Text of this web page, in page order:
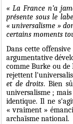
« La France n’a
présente sous le
« universalisme »
certains moments
Dans cette
argumentative
comme Burke ou
rejettent
et de droits. Bien
universalisme ;
identique. Il ne
« vraiment »
archaïsme national.